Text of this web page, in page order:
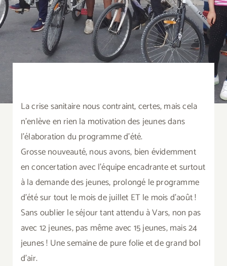
La crise sanitaire nous contraint, certes, mais cela
n’enlève en rien la motivation des jeunes dans
l’élaboration du programme d’été.
Grosse nouveauté, nous avons, bien évidemment
en concertation avec l’équipe encadrante et surtout
à la demande des jeunes, prolongé le programme
d’été sur tout le mois de juillet ET le mois d’août !
Sans oublier le séjour tant attendu à Vars, non pas
avec 12 jeunes, pas même avec 15 jeunes, mais 24
jeunes ! Une semaine de pure folie et de grand bol
d’air.